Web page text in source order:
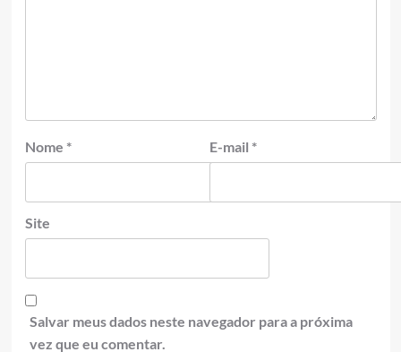
Nome * E-mail *
Site
Salvar meus dados neste navegador para a próxima
vez que eu comentar.